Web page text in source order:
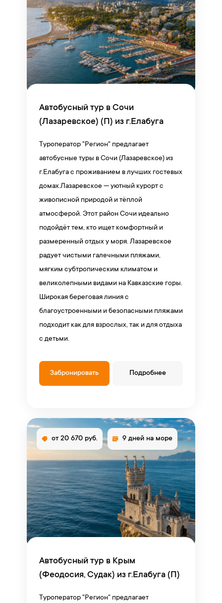
Автобусный тур в Сочи
(Лазаревское) (П) из г.Елабуга
Туроператор "Регион" предлагает
автобусные туры в Сочи (Лазаревское) из
г.Елабуга с проживанием в лучших гостевых
домах.Лазаревское — уютный курорт с
живописной природой и тёплой
атмосферой. Этот район Сочи идеально
подойдёт тем, кто ищет комфортный и
размеренный отдых у моря. Лазаревское
радует чистыми галечными пляжами,
мягким субтропическим климатом и
великолепными видами на Кавказские горы.
Широкая береговая линия с
благоустроенными и безопасными пляжами
подходит как для взрослых, так и для отдыха
с детьми.
Забронировать Подробнее
от 20 670 руб. 9 дней на море
Автобусный тур в Крым
(Феодосия, Судак) из г.Елабуга (П)
Туроператор "Регион" предлагает